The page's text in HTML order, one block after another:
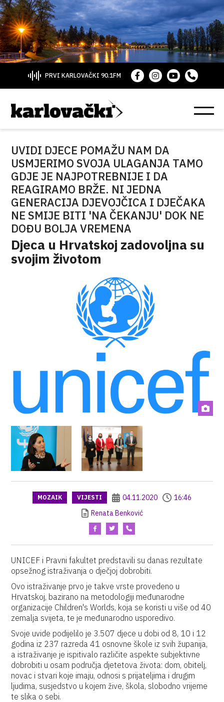
PRVI KARLOVAČKI 90.1FM
UVIDI DJECE POMAŽU NAM DA
USMJERIMO SVOJA ULAGANJA TAMO
GDJE JE NAJPOTREBNIJE I DA
REAGIRAMO BRŽE. NI JEDNA
GENERACIJA DJEVOJČICA I DJEČAKA
NE SMIJE BITI 'NA ČEKANJU' DOK NE
DOĐU BOLJA VREMENA
Djeca u Hrvatskoj zadovoljna su
svojim životom
MOZAIK VIJESTI 04.11.2020
16:46
Renata Benković
UNICEF i Pravni fakultet predstavili su danas rezultate
opsežnog istraživanja o dječjoj dobrobiti.
Ovo istraživanje prvo je takve vrste provedeno u
Hrvatskoj, bazirano na metodologiji međunarodne
organizacije Children's Worlds, koja se koristi u više od 40
zemalja svijeta, te je međunarodno usporedivo.
Svoje uvide podijelilo je 3.507 djece u dobi od 8, 10 i 12
godina iz 237 razreda 41 osnovne škole iz svih županija,
a istraživanje je ispitivalo različite aspekte subjektivne
dobrobiti u osam područja djetetova života: dom, obitelj,
novac i stvari koje imaju, odnosi s prijateljima i drugim
ljudima, susjedstvo u kojem žive, škola, slobodno vrijeme
te slika o sebi.